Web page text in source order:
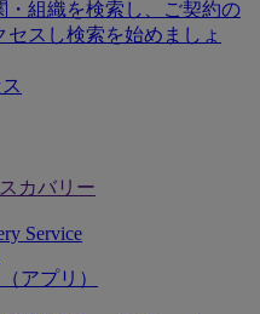
・組織を検索し、ご契約の
セスし検索を始めましょ
カバリー
Service
アプリ）